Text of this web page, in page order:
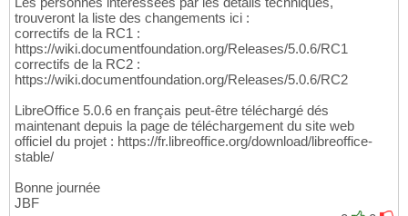
trouveront la liste des changements ici :
correctifs de la RC1 :
https://wiki.documentfoundation.org/Releases/5.0.6/RC1
correctifs de la RC2 :
https://wiki.documentfoundation.org/Releases/5.0.6/RC2
LibreOffice 5.0.6 en français peut-être téléchargé dés
maintenant depuis la page de téléchargement du site web
officiel du projet : https://fr.libreoffice.org/download/libreoffice-
stable/
Bonne journée
JBF